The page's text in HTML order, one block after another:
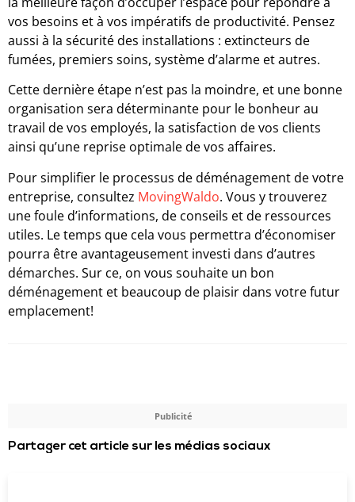
vos besoins et à vos impératifs de productivité. Pensez
aussi à la sécurité des installations : extincteurs de
fumées, premiers soins, système d’alarme et autres.
Cette dernière étape n’est pas la moindre, et une bonne
organisation sera déterminante pour le bonheur au
travail de vos employés, la satisfaction de vos clients
ainsi qu’une reprise optimale de vos affaires.
Pour simplifier le processus de déménagement de votre
entreprise, consultez MovingWaldo. Vous y trouverez
une foule d’informations, de conseils et de ressources
utiles. Le temps que cela vous permettra d’économiser
pourra être avantageusement investi dans d’autres
démarches. Sur ce, on vous souhaite un bon
déménagement et beaucoup de plaisir dans votre futur
emplacement!
Publicité
Partager cet article sur les médias sociaux